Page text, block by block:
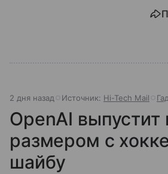
2 дня назад Источник: Hi-Tech Mail
OpenAI выпустит
размером с
шайбу